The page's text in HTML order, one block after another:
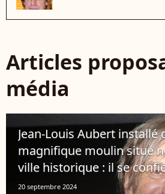
Articles
média
Jean-Louis Aubert installé
magnifique moulin situé
ville historique : il se
20 septembre 2024